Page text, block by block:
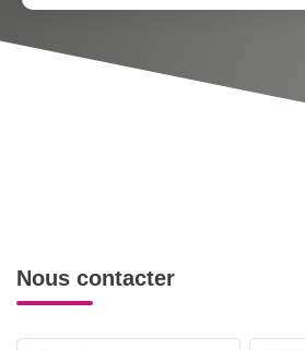
Nous contacter